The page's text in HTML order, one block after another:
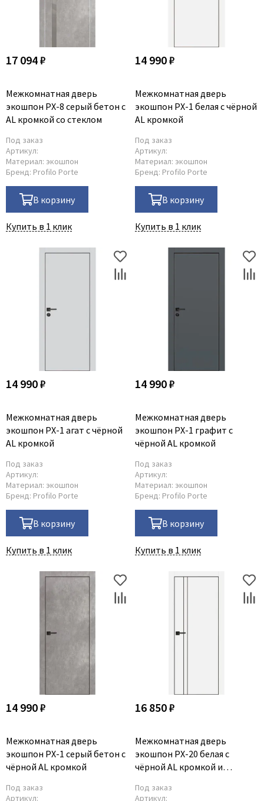
17 094 ₽
Межкомнатная дверь
экошпон PX-8 серый бетон с
AL кромкой со стеклом
Под заказ
Артикул:
Материал: экошпон
Бренд: Profilo Porte
В корзину
Купить в 1 клик
14 990 ₽
Межкомнатная дверь
экошпон PX-1 белая с чёрной
AL кромкой
Под заказ
Артикул:
Материал: экошпон
Бренд: Profilo Porte
В корзину
Купить в 1 клик
14 990 ₽
Межкомнатная дверь
экошпон PX-1 агат с чёрной
AL кромкой
Под заказ
Артикул:
Материал: экошпон
Бренд: Profilo Porte
В корзину
Купить в 1 клик
14 990 ₽
Межкомнатная дверь
экошпон PX-1 графит с
чёрной AL кромкой
Под заказ
Артикул:
Материал: экошпон
Бренд: Profilo Porte
В корзину
Купить в 1 клик
14 990 ₽
Межкомнатная дверь
экошпон PX-1 серый бетон с
чёрной AL кромкой
Под заказ
Артикул:
16 850 ₽
Межкомнатная дверь
экошпон PX-20 белая с
чёрной AL кромкой и
Под заказ
Артикул: